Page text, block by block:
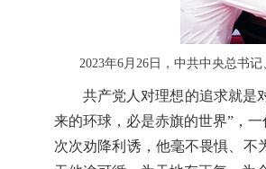
2023年6月26日，中共中央总书
共产党人对理想的追求就是
来的环球，必是赤旗的世界”，
次次劝降利诱，他毫不畏惧、不